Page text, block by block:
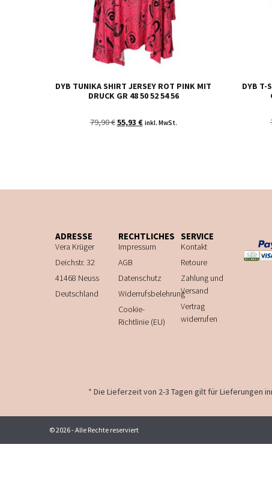
DYB TUNIKA SHIRT JERSEY ROT PINK MIT
DRUCK GR 48 50 52 54 56
79,90€55,93 € inkl. MwSt.
DYB T-
ADRESSE
Vera Krüger
Deichstr. 32
41468 Neuss
Deutschland
RECHTLICHES
Impressum
AGB
Datenschutz
Widerrufsbelehrung
Cookie-
Richtlinie (EU)
SERVICE
Kontakt
Retoure
Zahlung und
Versand
Vertrag
widerrufen
* Die Lieferzeit von 2-3 Tagen gilt für Lieferungen
© 2026 - Alle Rechte reserviert